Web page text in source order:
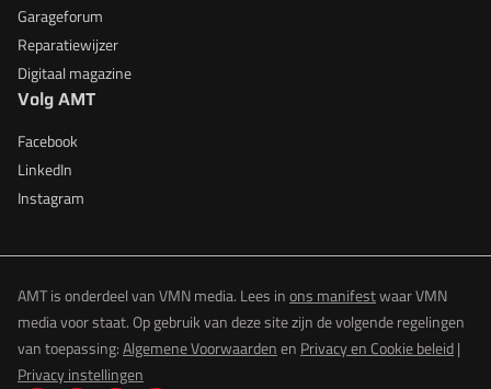
Garageforum
Reparatiewijzer
Digitaal magazine
Volg AMT
Facebook
LinkedIn
Instagram
AMT is onderdeel van VMN media. Lees inons manifestwaar VMN
media voor staat. Op gebruik van deze site zijn de volgende regelingen
van toepassing:Algemene Voorwaardenen Privacy en Cookie beleid|
Privacy instellingen